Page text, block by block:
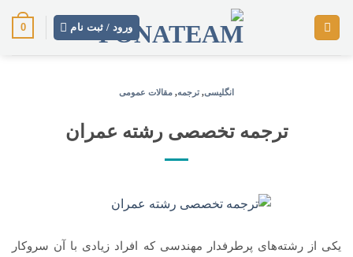
ورود / ثبت نام 0
انگلیسی, ترجمه, مقالات عمومی
ترجمه تخصصی رشته عمران
یکی از رشته‌های پرطرفدار مهندسی که افراد زیادی با آن سروکار